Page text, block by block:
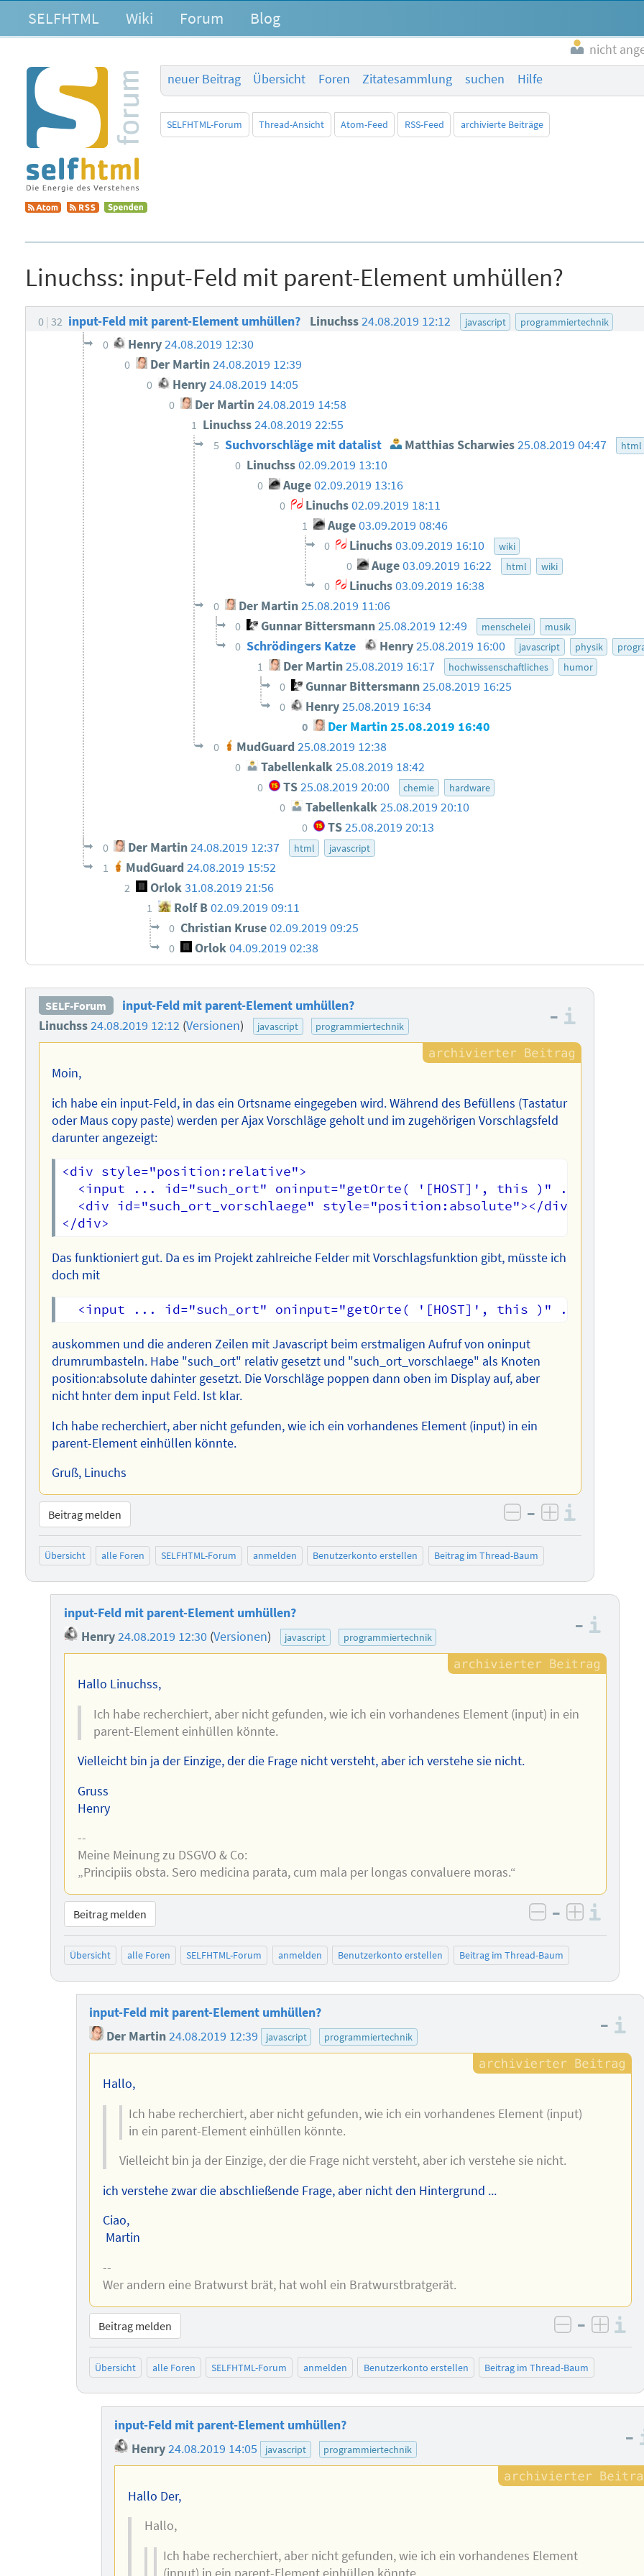
SELFHTML Wiki Forum Blog
nicht
neuer Beitrag
Übersicht Foren Zitatesammlung suchen Hilfe
SELFHTML-Forum Thread-Ansicht Atom-Feed RSS-Feed archivierte Beiträge
Linuchss: input-Feld mit parent-Element umhüllen?
0 32 input-Feld mit parent-Element umhüllen? Linuchss24.08.2019 12:12 javascript programmiertechnik
0 Henry24.08.2019 12:30
0 Der Martin24.08.2019 12:39
0 Henry24.08.2019 14:05
0 Der Martin24.08.2019 14:58
1 Linuchss24.08.2019 22:55
5 Suchvorschläge mit datalist Matthias Scharwies25.08.2019 04:47 html
0 Linuchss02.09.2019 13:10
0 Auge02.09.2019 13:16
0 Linuchs02.09.2019 18:11
1 Auge03.09.2019 08:46
0 Linuchs 03.09.2019 16:10 wiki
0 Auge03.09.2019 16:22 html wiki
0 Linuchs 03.09.2019 16:38
0 Der Martin25.08.2019 11:06
0 Gunnar Bittersmann25.08.2019 12:49 menschelei musik
0 Schrödingers Katze Henry25.08.2019 16:00 javascript physik
1 Der Martin25.08.2019 16:17 hochwissenschaftliches humor
0 Gunnar Bittersmann25.08.2019 16:25
0 Henry25.08.2019 16:34
0 Der Martin25.08.2019 16:40
0 MudGuard 25.08.2019 12:38
0 Tabellenkalk25.08.2019 18:42
0 TS25.08.2019 20:00 chemie hardware
0 Tabellenkalk25.08.2019 20:10
0 TS25.08.2019 20:13
0 Der Martin24.08.2019 12:37 html javascript
1 MudGuard 24.08.2019 15:52
2 Orlok31.08.2019 21:56
1 Rolf B02.09.2019 09:11
0 Christian Kruse02.09.2019 09:25
0 Orlok04.09.2019 02:38
SELF-Forum
input-Feld mit parent-Element umhüllen?
Linuchss24.08.2019 12:12 (Versionen) javascript programmiertechnik –
Moin,
ich habe ein input-Feld, in das ein Ortsname eingegeben wird. Während des Befüllens (Tastatur
oder Maus copy paste) werden per Ajax Vorschläge geholt und im zugehörigen Vorschlagsfeld
darunter angezeigt:
<div style="position:relative">
  <input ... id="such_ort" oninput="getOrte( '[HOST]', this )" ... />
  <div id="such_ort_vorschlaege" style="position:absolute"></div>
Das funktioniert gut. Da es im Projekt zahlreiche Felder mit Vorschlagsfunktion gibt, müsste ich
doch mit
auskommen und die anderen Zeilen mit Javascript beim erstmaligen Aufruf von oninput
drumrumbasteln. Habe "such_ort" relativ gesetzt und "such_ort_vorschlaege" als Knoten
position:absolute dahinter gesetzt. Die Vorschläge poppen dann oben im Display auf, aber
nicht hnter dem input Feld. Ist klar.
Ich habe recherchiert, aber nicht gefunden, wie ich ein vorhandenes Element (input) in ein
parent-Element einhüllen könnte.
Gruß, Linuchs
Beitrag melden negativ bewerten
– positiv
Übersicht alle Foren SELFHTML-Forum anmelden Benutzerkonto erstellen Beitrag im Thread-Baum
input-Feld mit parent-Element umhüllen?
Henry24.08.2019 12:30 (Versionen) javascript programmiertechnik
–
Hallo Linuchss,
Ich habe recherchiert, aber nicht gefunden, wie ich ein vorhandenes Element (input) in ein
parent-Element einhüllen könnte.
Vielleicht bin ja der Einzige, der die Frage nicht versteht, aber ich verstehe sie nicht.
Gruss
Henry
--
Meine Meinung zu DSGVO & Co:
„Principiis obsta. Sero medicina parata, cum mala per longas convaluere moras.“
Beitrag melden negativ
– positiv
Übersicht alle Foren SELFHTML-Forum anmelden Benutzerkonto erstellen Beitrag im Thread-Baum
input-Feld mit parent-Element umhüllen?
Der Martin24.08.2019 12:39 javascript programmiertechnik
–
Hallo,
Ich habe recherchiert, aber nicht gefunden, wie ich ein vorhandenes Element (input)
in ein parent-Element einhüllen könnte.
Vielleicht bin ja der Einzige, der die Frage nicht versteht, aber ich verstehe sie nicht.
ich verstehe zwar die abschließende Frage, aber nicht den Hintergrund ...
Ciao,
Martin
--
Wer andern eine Bratwurst brät, hat wohl ein Bratwurstbratgerät.
Beitrag melden negativ
–
Übersicht alle Foren SELFHTML-Forum anmelden Benutzerkonto erstellen Beitrag im Thread-Baum
input-Feld mit parent-Element umhüllen?
Henry24.08.2019 14:05 javascript programmiertechnik
–
Hallo Der,
Hallo,
Ich habe recherchiert, aber nicht gefunden, wie ich ein vorhandenes Element